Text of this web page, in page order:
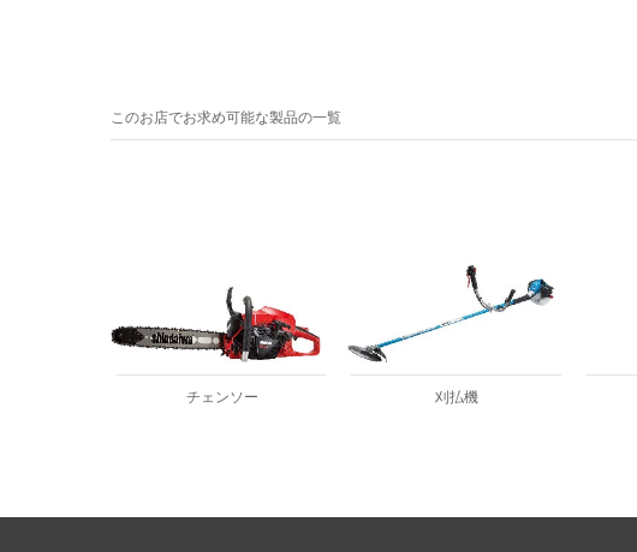
このお店でお求め可能な製品の一覧
チェンソー 刈払機